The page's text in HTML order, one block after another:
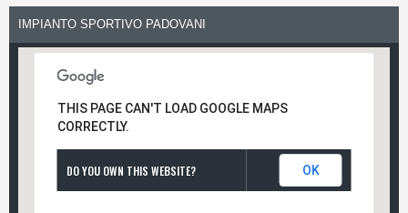
IMPIANTO SPORTIVO PADOVANI
THIS PAGE CAN'T LOAD GOOGLE MAPS
CORRECTLY.
DO YOU OWN THIS WEBSITE? OK